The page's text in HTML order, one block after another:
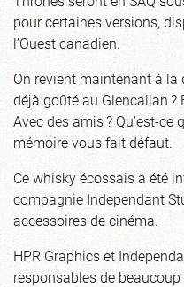
pour certaines versions,
l’Ouest canadien.
On revient maintenant à
déjà goûté au Glencallan ?
Avec des amis ? Qu’est-ce
mémoire vous fait défaut.
Ce whisky écossais a été
compagnie Independant
accessoires de cinéma.
HPR Graphics et
responsables de